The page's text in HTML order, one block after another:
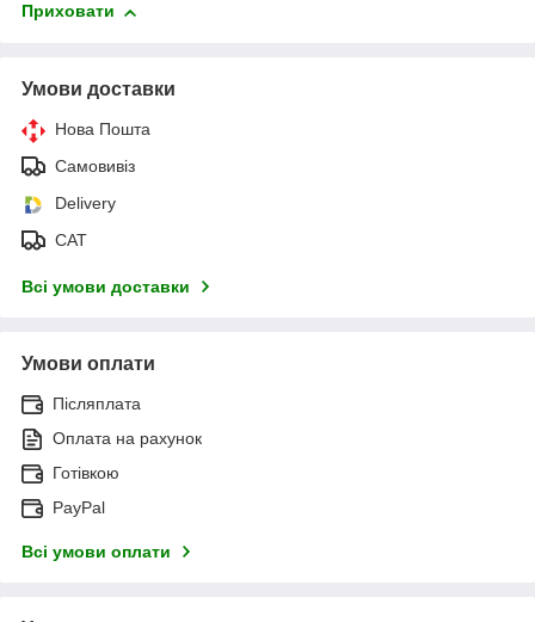
Приховати
Умови доставки
Нова Пошта
Самовивіз
Delivery
САТ
Всі умови доставки
Умови оплати
Післяплата
Оплата на рахунок
Готівкою
PayPal
Всі умови оплати